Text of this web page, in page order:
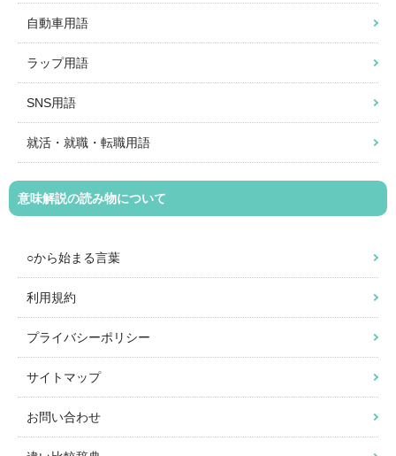
自動車用語
ラップ用語
SNS用語
就活・就職・転職用語
意味解説の読み物について
○から始まる言葉
利用規約
プライバシーポリシー
サイトマップ
お問い合わせ